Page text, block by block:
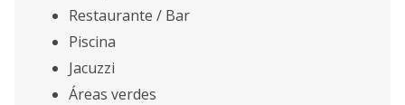
Restaurante / Bar
Piscina
Jacuzzi
Áreas verdes